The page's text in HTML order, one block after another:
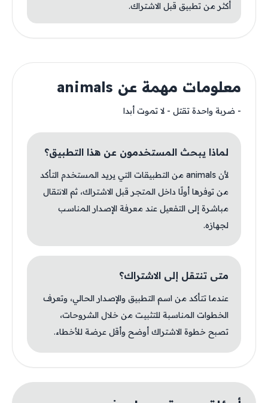
أكثر من تطبيق قبل الاشتراك.
معلومات مهمة عن animals
- ضربة واحدة تقتل - لا تموت أبدا
لماذا يبحث المستخدمون عن هذا التطبيق؟
لأن animals من التطبيقات التي يريد المستخدم التأكد
من توفرها أولًا داخل المتجر قبل الاشتراك، ثم الانتقال
مباشرة إلى التفعيل عند معرفة الإصدار المناسب
لجهازه.
متى تنتقل إلى الاشتراك؟
عندما تتأكد من اسم التطبيق والإصدار الحالي، وتعرف
الخطوات المناسبة للتثبيت من خلال الشروحات،
تصبح خطوة الاشتراك أوضح وأقل عرضة للأخطاء.